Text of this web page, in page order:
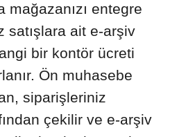
mağazanızı entegre
satışlara ait e-arşiv
bir kontör ücreti
Ön muhasebe
siparişleriniz
çekilir ve e-arşiv